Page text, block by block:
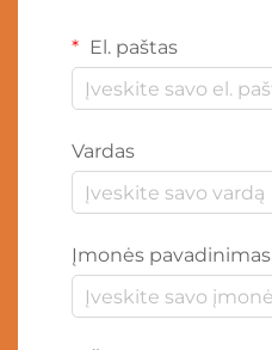
El. paštas
Vardas
Įmonės pavadinimas